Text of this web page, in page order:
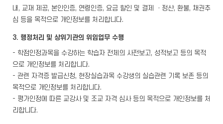
내, 교재 제공, 본인인증, 연령인증, 요금 할인 및 결제 ㆍ정산, 환불, 채권추
심 등을 목적으로 개인정보를 처리합니다.
3. 행정처리 및 상위기관의 위임업무 수행
- 학점인정과목을 수강하는 학습자 전체의 사전보고, 성적보고 등의 목적
으로 개인정보를 처리합니다.
- 관련 자격증 발급신청, 현장실습과목 수강생의 실습관련 기록 보존 등의
목적으로 개인정보를 처리합니다.
- 평가인정에 따른 교강사 및 조교 자격 심사 등의 목적으로 개인정보를 처
리합니다.